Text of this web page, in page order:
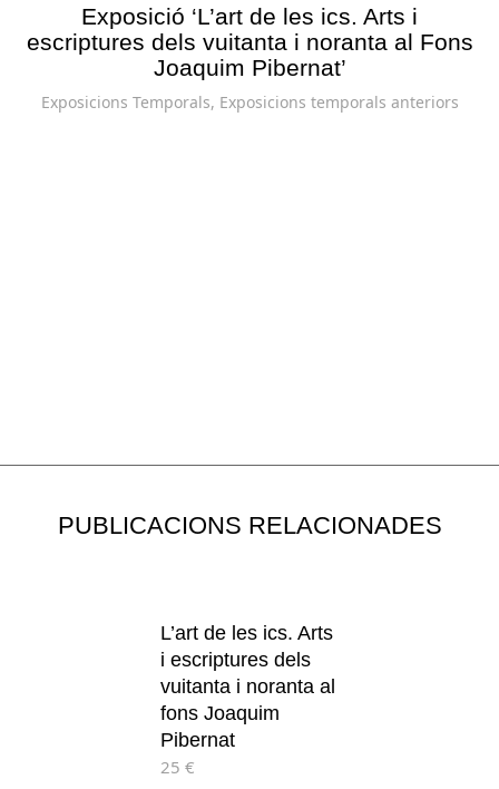
Exposició ‘L’art de les ics. Arts i
escriptures dels vuitanta i noranta al Fons
Joaquim Pibernat’
Exposicions Temporals, Exposicions temporals anteriors
PUBLICACIONS RELACIONADES
L’art de les ics. Arts
i escriptures dels
vuitanta i noranta al
fons Joaquim
Pibernat
25 €